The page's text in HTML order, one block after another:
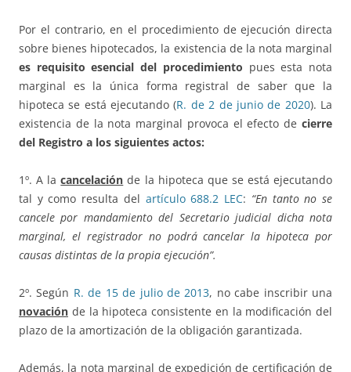
Por el contrario, en el procedimiento de ejecución directa
sobre bienes hipotecados, la existencia de la nota marginal
es requisito esencial del procedimiento pues esta nota
marginal es la única forma registral de saber que la
hipoteca se está ejecutando (R. de 2 de junio de 2020). La
existencia de la nota marginal provoca el efecto de cierre
del Registro a los siguientes actos:
1º. A lacancelación de la hipoteca que se está ejecutando
tal y como resulta del artículo 688.2 LEC: “En tanto no se
cancele por mandamiento del Secretario judicial dicha nota
marginal, el registrador no podrá cancelar la hipoteca por
causas distintas de la propia ejecución”.
2º. Según R. de 15 de julio de 2013, no cabe inscribir una
novación de la hipoteca consistente en la modificación del
plazo de la amortización de la obligación garantizada.
Además, la nota marginal de expedición de certificación de